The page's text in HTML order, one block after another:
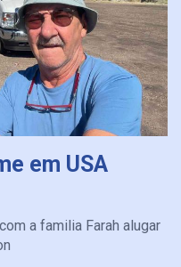
em USA
a familia Farah alugar